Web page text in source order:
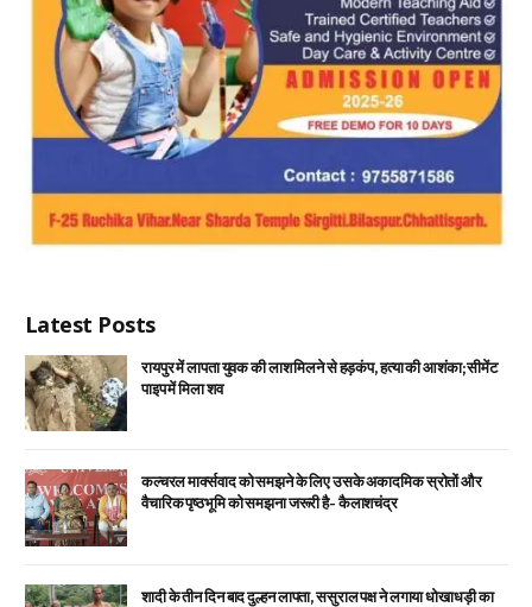
Latest Posts
रायपुर में लापता युवक की लाश मिलने से हड़कंप, हत्या की आशंका; सीमेंट
पाइप में मिला शव
कल्चरल मार्क्सवाद को समझने के लिए उसके अकादमिक स्रोतों और
वैचारिक पृष्ठभूमि को समझना जरूरी है- कैलाशचंद्र
शादी के तीन दिन बाद दुल्हन लापता, ससुराल पक्ष ने लगाया धोखाधड़ी का